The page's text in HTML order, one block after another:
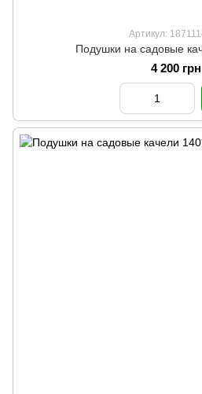
Артикул:
Подушки на садовые
4 200 грн